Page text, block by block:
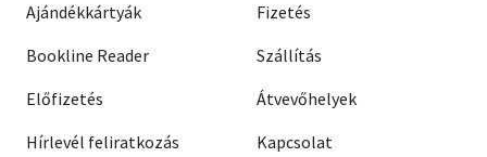
Ajándékkártyák
Bookline Reader
Előfizetés
Hírlevél feliratkozás
Fizetés
Szállítás
Átvevőhelyek
Kapcsolat